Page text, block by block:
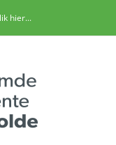
hier...